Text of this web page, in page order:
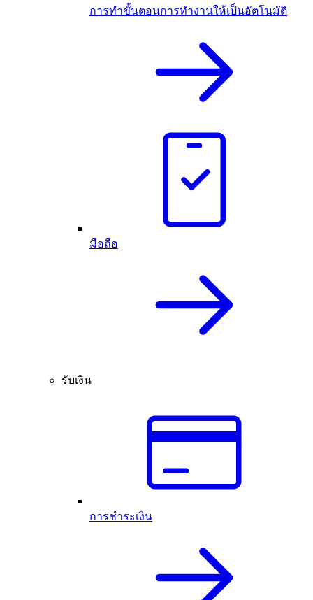
การทำขั้นตอนการทำงานให้เป็นอัตโนมัติ
มือถือ
รับเงิน
การชำระเงิน